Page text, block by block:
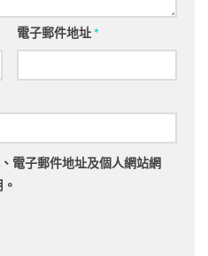
電子郵件地址*
電子郵件地址及個人網站網